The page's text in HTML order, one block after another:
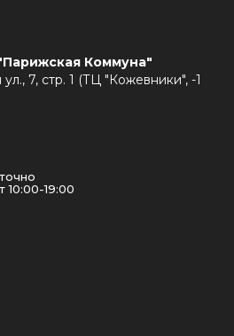
Коммуна"
7, стр. 1 (ТЦ "Кожевники", -1
10:00-19:00